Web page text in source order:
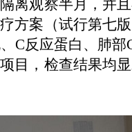
离观察半月，并
方案（试行第七
C反应蛋白、肺
目，检查结果均